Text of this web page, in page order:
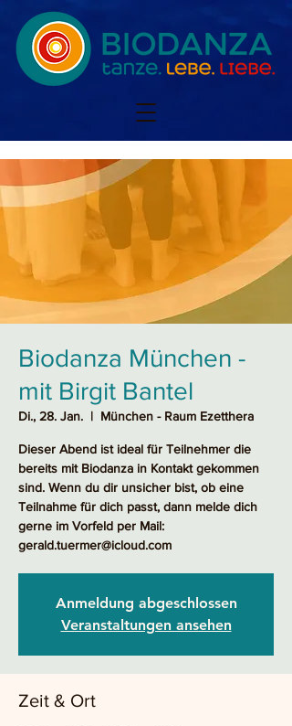
Biodanza München -
mit Birgit Bantel
Di., 28. Jan.
  |
München - Raum Ezetthera
Dieser Abend ist ideal für Teilnehmer die
bereits mit Biodanza in Kontakt gekommen
sind. Wenn du dir unsicher bist, ob eine
Teilnahme für dich passt, dann melde dich
gerne im Vorfeld per Mail:
gerald.tuermer@icloud.com
Anmeldung abgeschlossen
Veranstaltungen ansehen
Zeit & Ort